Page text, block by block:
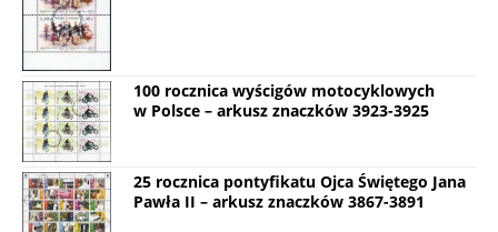
100 rocznica wyścigów motocyklowych
w Polsce – arkusz znaczków 3923-3925
25 rocznica pontyfikatu Ojca Świętego Jana
Pawła II – arkusz znaczków 3867-3891